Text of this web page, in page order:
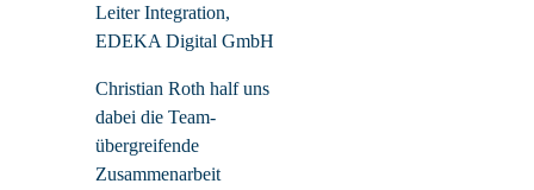
Leiter Integration,
EDEKA Digital GmbH
Christian Roth half uns
dabei die Team-
übergreifende
Zusammenarbeit